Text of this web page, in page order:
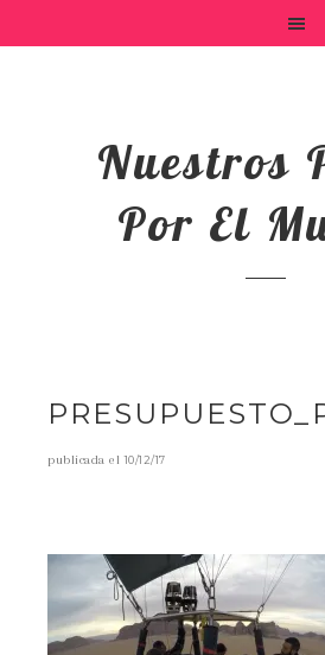
Nuestros
Por El
publicada el10/12/17